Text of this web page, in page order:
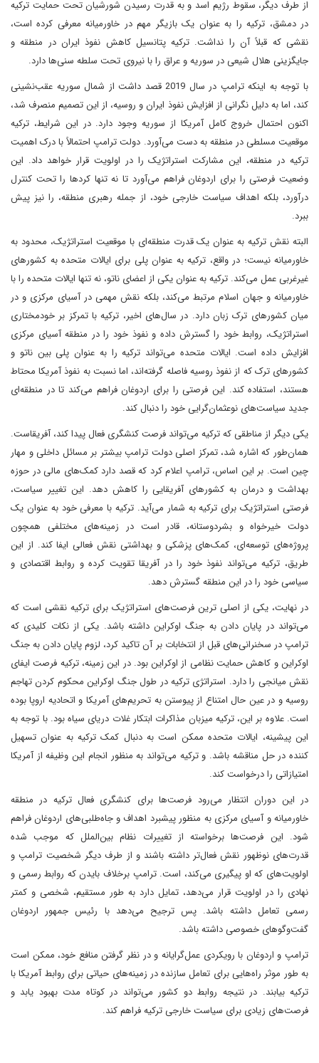
از طرف دیگر، سقوط رژیم اسد و به قدرت رسیدن شورشیان تحت حمایت ترکیه
در دمشق، ترکیه را به عنوان یک بازیگر مهم در خاورمیانه معرفی کرده است،
نقشی که قبلاً آن را نداشت. ترکیه پتانسیل کاهش نفوذ ایران در منطقه و
جایگزینی هلال شیعی در سوریه و عراق را با نیروی تحت سلطه سنی‌ها دارد.
با توجه به اینکه ترامپ در سال 2019 قصد داشت از شمال سوریه عقب‌نشینی
کند، اما به دلیل نگرانی از افزایش نفوذ ایران و روسیه، از این تصمیم منصرف شد،
اکنون احتمال خروج کامل آمریکا از سوریه وجود دارد. در این شرایط، ترکیه
موقعیت مسلطی در منطقه به دست می‌آورد. دولت ترامپ احتمالاً با درک اهمیت
ترکیه در منطقه، این مشارکت استراتژیک را در اولویت قرار خواهد داد. این
وضعیت فرصتی را برای اردوغان فراهم می‌آورد تا نه تنها کردها را تحت کنترل
درآورد، بلکه اهداف سیاست خارجی خود، از جمله رهبری منطقه، را نیز پیش
ببرد.
البته نقش ترکیه به عنوان یک قدرت منطقه‌ای با موقعیت استراتژیک، محدود به
خاورمیانه نیست؛ در واقع، ترکیه به عنوان پلی برای ایالات متحده به کشورهای
غیرغربی عمل می‌کند. ترکیه به عنوان یکی از اعضای ناتو، نه تنها ایالات متحده را با
خاورمیانه و جهان اسلام مرتبط می‌کند، بلکه نقش مهمی در آسیای مرکزی و در
میان کشورهای ترک زبان دارد. در سال‌های اخیر، ترکیه با تمرکز بر خودمختاری
استراتژیک، روابط خود را گسترش داده و نفوذ خود را در منطقه آسیای مرکزی
افزایش داده است. ایالات متحده می‌تواند ترکیه را به عنوان پلی بین ناتو و
کشورهای ترک که از نفوذ روسیه فاصله گرفته‌اند، اما نسبت به نفوذ آمریکا محتاط
هستند، استفاده کند. این فرصتی را برای اردوغان فراهم می‌کند تا در منطقه‌ای
جدید سیاست‌های نوعثمان‌گرایی خود را دنبال کند.
یکی دیگر از مناطقی که ترکیه می‌تواند فرصت کنشگری فعال پیدا کند، آفریقاست.
همان‌طور که اشاره شد، تمرکز اصلی دولت ترامپ بیشتر بر مسائل داخلی و مهار
چین است. بر این اساس، ترامپ اعلام کرد که قصد دارد کمک‌های مالی در حوزه
بهداشت و درمان به کشورهای آفریقایی را کاهش دهد. این تغییر سیاست،
فرصتی استراتژیک برای ترکیه به شمار می‌آید. ترکیه با معرفی خود به عنوان یک
دولت خیرخواه و بشردوستانه، قادر است در زمینه‌های مختلفی همچون
پروژه‌های توسعه‌ای، کمک‌های پزشکی و بهداشتی نقش فعالی ایفا کند. از این
طریق، ترکیه می‌تواند نفوذ خود را در آفریقا تقویت کرده و روابط اقتصادی و
سیاسی خود را در این منطقه گسترش دهد.
در نهایت، یکی از اصلی ترین فرصت‌های استراتژیک برای ترکیه نقشی است که
می‌تواند در پایان دادن به جنگ اوکراین داشته باشد. یکی از نکات کلیدی که
ترامپ در سخنرانی‌های قبل از انتخابات بر آن تاکید کرد، لزوم پایان دادن به جنگ
اوکراین و کاهش حمایت نظامی از اوکراین بود. در این زمینه، ترکیه فرصت ایفای
نقش میانجی را دارد. استراتژی ترکیه در طول جنگ اوکراین محکوم کردن تهاجم
روسیه و در عین حال امتناع از پیوستن به تحریم‌های آمریکا و اتحادیه اروپا بوده
است. علاوه بر این، ترکیه میزبان مذاکرات ابتکار غلات دریای سیاه بود. با توجه به
این پیشینه، ایالات متحده ممکن است به دنبال کمک ترکیه به عنوان تسهیل
کننده در حل مناقشه باشد. و ترکیه می‌تواند به منظور انجام این وظیفه از آمریکا
امتیازاتی را درخواست کند.
در این دوران انتظار می‌رود فرصت‌ها برای کنشگری فعال ترکیه در منطقه
خاورمیانه و آسیای مرکزی به منظور پیشبرد اهداف و جاه‌طلبی‌های اردوغان فراهم
شود. این فرصت‌ها برخواسته از تغییرات نظام بین‌الملل که موجب شده
قدرت‌های نوظهور نقش فعال‌تر داشته باشند و از طرف دیگر شخصیت ترامپ و
اولویت‌های که او پیگیری می‌کند، است. ترامپ برخلاف بایدن که روابط رسمی و
نهادی را در اولویت قرار می‌دهد، تمایل دارد به طور مستقیم، شخصی و کمتر
رسمی تعامل داشته باشد. پس ترجیح می‌دهد با رئیس جمهور اردوغان
گفت‌وگوهای خصوصی داشته باشد.
ترامپ و اردوغان با رویکردی عمل‌گرایانه و در نظر گرفتن منافع خود، ممکن است
به طور موثر راه‌هایی برای تعامل سازنده در زمینه‌های حیاتی برای روابط آمریکا با
ترکیه بیابند. در نتیجه روابط دو کشور می‌تواند در کوتاه مدت بهبود یابد و
فرصت‌های زیادی برای سیاست خارجی ترکیه فراهم کند.